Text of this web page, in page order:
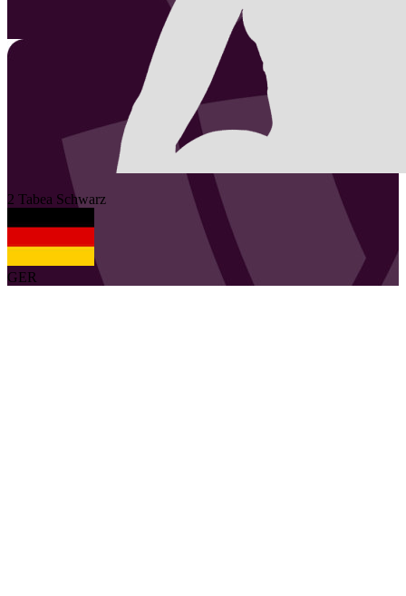
2 Tabea Schwarz
GER